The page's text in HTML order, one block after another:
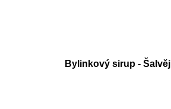
Bylinkový sirup - Šalvěj